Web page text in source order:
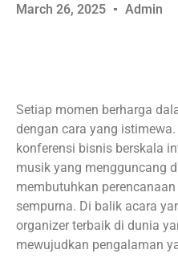
March 26, 2025 Admin
Setiap momen berharga
dengan cara yang
konferensi bisnis berskala
musik yang mengguncang
membutuhkan
sempurna. Di balik acara
organizer terbaik di dunia
mewujudkan pengalaman